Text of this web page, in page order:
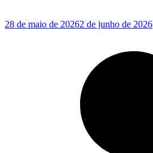
28 de maio de 20262 de junho de 2026